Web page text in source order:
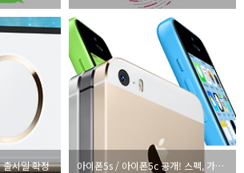
시일 확정 아이폰5s / 아이폰5c 공개! 스펙, 가격 등 정리